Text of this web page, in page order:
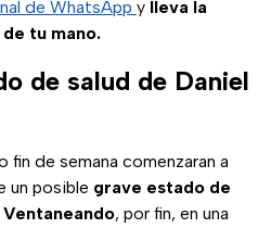
salud que lo llevaron
intensiva.
de WhatsApp y lleva la
tu mano.
de salud de Daniel
fin de semana comenzaran a
un posible grave estado de
Ventaneando, por fin, en una